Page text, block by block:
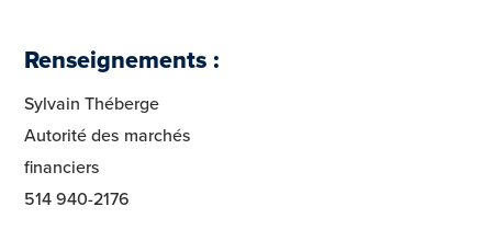
Renseignements :
Sylvain Théberge
Autorité des marchés
financiers
514 940-2176